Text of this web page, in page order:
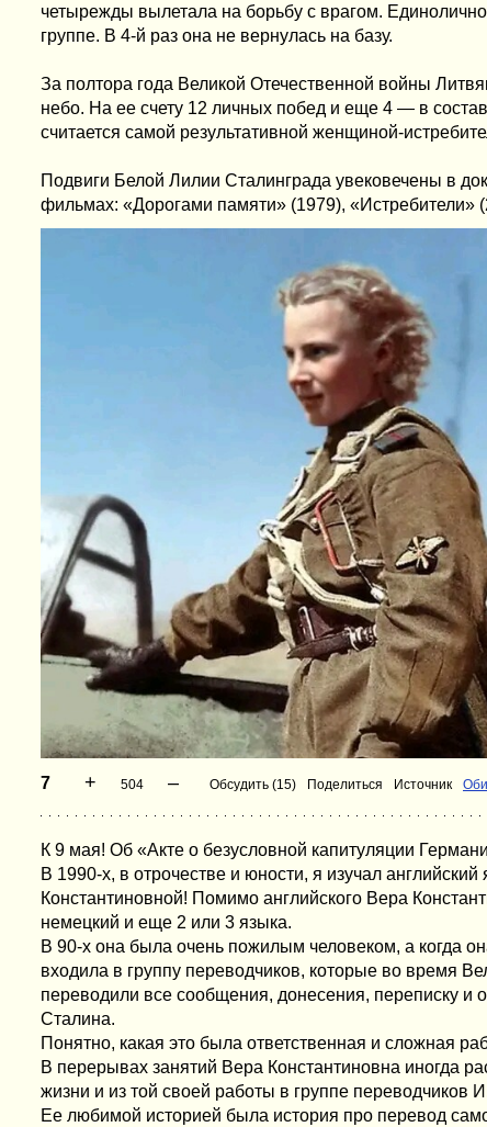
четырежды вылетала на борьбу с врагом.
группе. В 4-й раз она не вернулась на базу.
За полтора года Великой Отечественной войны
небо. На ее счету 12 личных побед и еще 4 — в
считается самой результативной женщиной-
Подвиги Белой Лилии Сталинграда увековечены в
фильмах: «Дорогами памяти» (1979), «Истребители»
7 + 504 – Обсудить (15) Поделиться Источник
К 9 мая! Об «Акте о безусловной капитуляции
В 1990-х, в отрочестве и юности, я изучал
Константиновной! Помимо английского Вера
немецкий и еще 2 или 3 языка.
В 90-х она была очень пожилым человеком, а когда
входила в группу переводчиков, которые во время
переводили все сообщения, донесения, переписку
Сталина.
Понятно, какая это была ответственная и сложная
В перерывах занятий Вера Константиновна иногда
жизни и из той своей работы в группе переводчиков
Ее любимой историей была история про перевод